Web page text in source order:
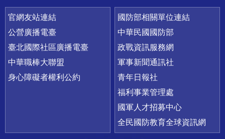
官網友站連結
公營廣播電臺
臺北國際社區廣播電臺
中華職棒大聯盟
身心障礙者權利公約
國防部相關單位連結
中華民國國防部
政戰資訊服務網
軍事新聞通訊社
青年日報社
福利事業管理處
國軍人才招募中心
全民國防教育全球資訊網